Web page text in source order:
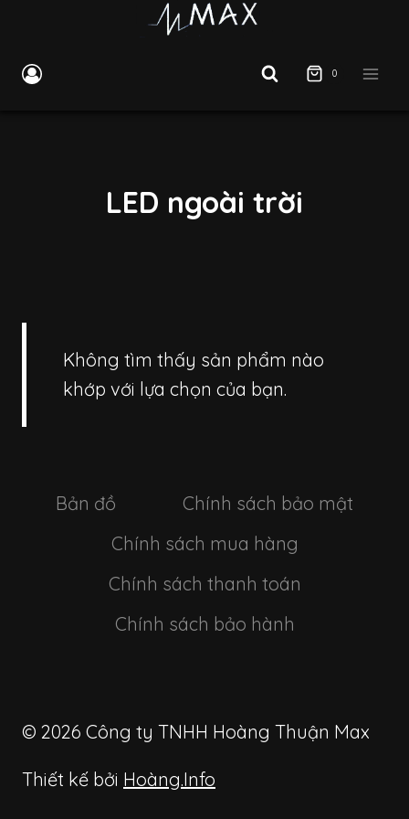
content
0
LED ngoài trời
Không tìm thấy sản phẩm nào
khớp với lựa chọn của bạn.
Bản đồ
Chính sách bảo mật
Chính sách mua hàng
Chính sách thanh toán
Chính sách bảo hành
© 2026 Công ty TNHH Hoàng Thuận Max
Thiết kế bởi Hoàng.Info